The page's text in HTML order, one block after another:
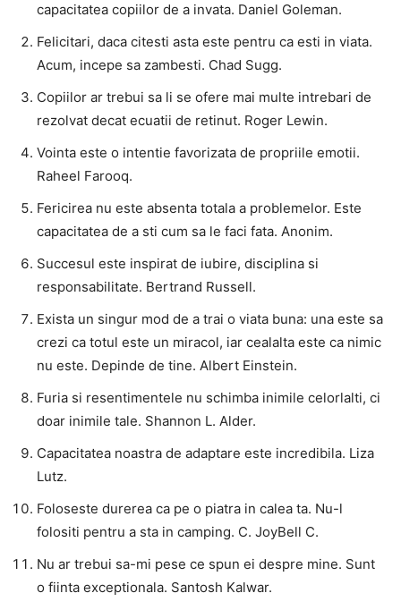
capacitatea copiilor de a invata. Daniel Goleman.
Felicitari, daca citesti asta este pentru ca esti in viata.
Acum, incepe sa zambesti. Chad Sugg.
Copiilor ar trebui sa li se ofere mai multe intrebari de
rezolvat decat ecuatii de retinut. Roger Lewin.
Vointa este o intentie favorizata de propriile emotii.
Raheel Farooq.
Fericirea nu este absenta totala a problemelor. Este
capacitatea de a sti cum sa le faci fata. Anonim.
Succesul este inspirat de iubire, disciplina si
responsabilitate. Bertrand Russell.
Exista un singur mod de a trai o viata buna: una este sa
crezi ca totul este un miracol, iar cealalta este ca nimic
nu este. Depinde de tine. Albert Einstein.
Furia si resentimentele nu schimba inimile celorlalti, ci
doar inimile tale. Shannon L. Alder.
Capacitatea noastra de adaptare este incredibila. Liza
Lutz.
Foloseste durerea ca pe o piatra in calea ta. Nu-l
folositi pentru a sta in camping. C. JoyBell C.
Nu ar trebui sa-mi pese ce spun ei despre mine. Sunt
o fiinta exceptionala. Santosh Kalwar.